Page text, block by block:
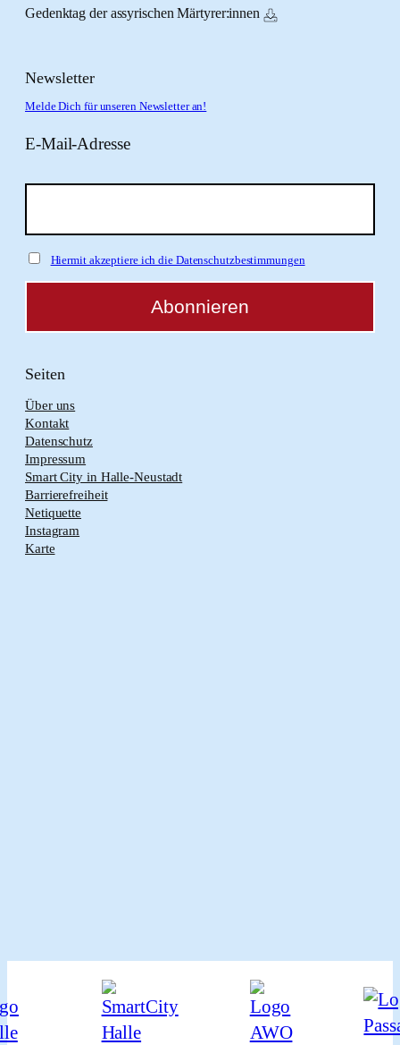
Gedenktag der assyrischen Märtyrer:innen
Newsletter
Melde Dich für unseren Newsletter an!
E-Mail-Adresse
Hiermit akzeptiere ich die Datenschutzbestimmungen
Seiten
Über uns
Kontakt
Datenschutz
Impressum
Smart City in Halle-Neustadt
Barrierefreiheit
Netiquette
Instagram
Karte